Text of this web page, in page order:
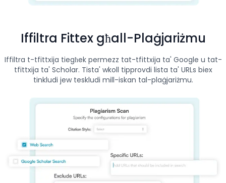
Iffiltra Fittex għall-Plaġjariżmu
Iffiltra t-tfittxija tiegħek permezz tat-tfittxija ta' Google u tat-
tfittxija ta' Scholar. Tista' wkoll tipprovdi lista ta' URLs biex
tinkludi jew teskludi mill-iskan tal-plaġjariżmu.